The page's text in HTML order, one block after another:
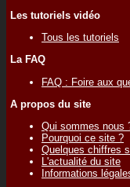
Les tutoriels vidéo
Tous les tutoriels
La FAQ
FAQ : Foire aux
A propos du site
Qui sommes nous
Pourquoi ce site ?
Quelques chiffres
L'actualité du site
Informations